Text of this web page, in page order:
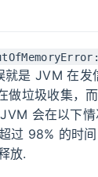
就是 JVM 在发
做垃圾收集，
会在以下
过 98% 的时
放.